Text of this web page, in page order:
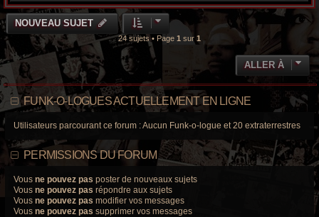
NOUVEAU SUJET
24 sujets • Page 1 sur 1
ALLER À
FUNK-O-LOGUES ACTUELLEMENT EN LIGNE
Utilisateurs parcourant ce forum : Aucun Funk-o-logue et 20 extraterrestres
PERMISSIONS DU FORUM
Vous ne pouvez pas poster de nouveaux sujets
Vous ne pouvez pas répondre aux sujets
Vous ne pouvez pas modifier vos messages
Vous ne pouvez pas supprimer vos messages